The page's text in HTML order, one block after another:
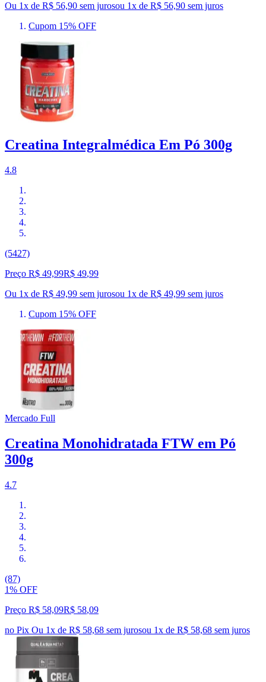
Ou 1x de R$ 56,90 sem jurosou 1x de R$ 56,90 sem juros
Cupom 15% OFF
Creatina Integralmédica Em Pó 300g
4.8
(5427)
Preço R$ 49,99R$ 49,99
Ou 1x de R$ 49,99 sem jurosou 1x de R$ 49,99 sem juros
Cupom 15% OFF
Mercado Full
Creatina Monohidratada FTW em Pó
300g
4.7
(87)
1% OFF
Preço R$ 58,09R$ 58,09
no Pix Ou 1x de R$ 58,68 sem jurosou 1x de R$ 58,68 sem juros